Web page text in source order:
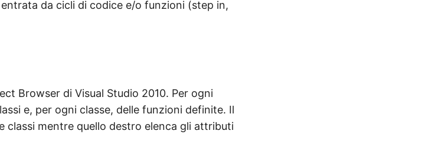
da cicli di codice e/o funzioni (step in,
Browser di Visual Studio 2010. Per ogni
e, per ogni classe, delle funzioni definite. Il
classi mentre quello destro elenca gli attributi